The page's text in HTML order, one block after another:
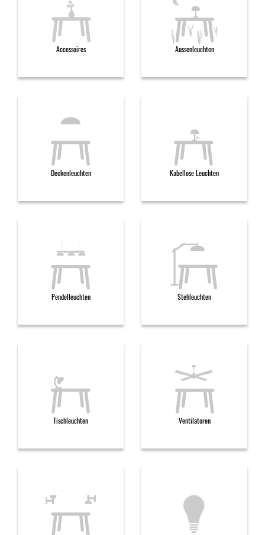
Accessoires Aussenleuchten
Deckenleuchten Kabellose Leuchten
Pendelleuchten Stehleuchten
Tischleuchten Ventilatoren